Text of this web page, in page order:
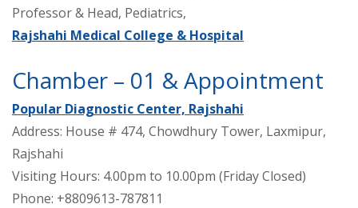
Professor & Head, Pediatrics,
Rajshahi Medical College & Hospital
Chamber – 01 & Appointment
Popular Diagnostic Center, Rajshahi
Address: House # 474, Chowdhury Tower, Laxmipur,
Rajshahi
Visiting Hours: 4.00pm to 10.00pm (Friday Closed)
Phone: +8809613-787811